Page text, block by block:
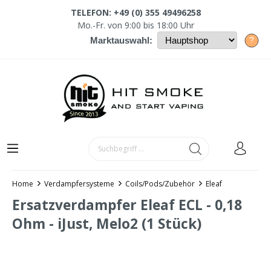
TELEFON: +49 (0) 355 49496258
Mo.-Fr. von 9:00 bis 18:00 Uhr
Marktauswahl: ?
Home Verdampfersysteme Coils/Pods/Zubehör Eleaf
Ersatzverdampfer Eleaf ECL - 0,18
Ohm - iJust, Melo2 (1 Stück)